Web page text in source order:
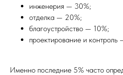
инженерия — 30%;
отделка — 20%;
благоустройство — 10%;
проектирование и контроль
Именно последние 5% часто